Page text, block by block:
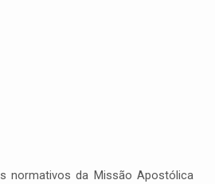
normativos da Missão Apostólica